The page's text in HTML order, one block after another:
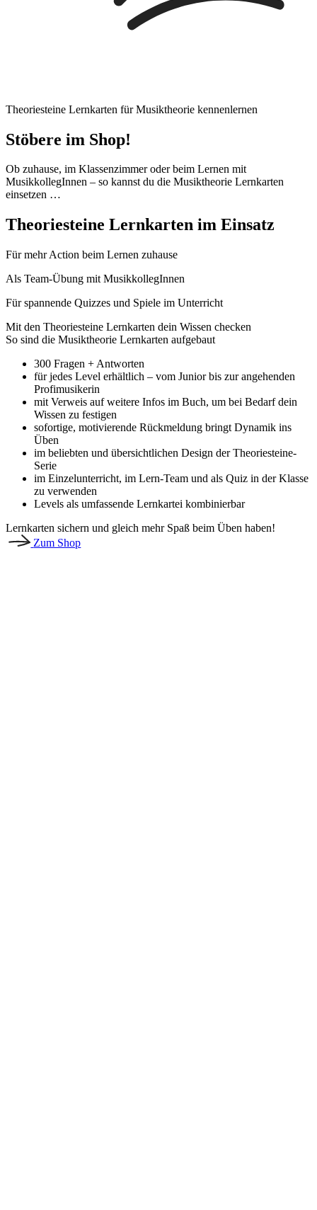
Theoriesteine Lernkarten für Musiktheorie kennenlernen
Stöbere im Shop!
Ob zuhause, im Klassenzimmer oder beim Lernen mit
MusikkollegInnen – so kannst du die Musiktheorie Lernkarten
einsetzen …
Theoriesteine Lernkarten im Einsatz
Für mehr Action beim Lernen zuhause
Als Team-Übung mit MusikkollegInnen
Für spannende Quizzes und Spiele im Unterricht
Mit den Theoriesteine Lernkarten dein Wissen checken
So sind die Musiktheorie Lernkarten aufgebaut
300 Fragen + Antworten
für jedes Level erhältlich – vom Junior bis zur angehenden
Profimusikerin
mit Verweis auf weitere Infos im Buch, um bei Bedarf dein
Wissen zu festigen
sofortige, motivierende Rückmeldung bringt Dynamik ins
Üben
im beliebten und übersichtlichen Design der Theoriesteine-
Serie
im Einzelunterricht, im Lern-Team und als Quiz in der Klasse
zu verwenden
Levels als umfassende Lernkartei kombinierbar
Lernkarten sichern und gleich mehr Spaß beim Üben haben!
Zum Shop